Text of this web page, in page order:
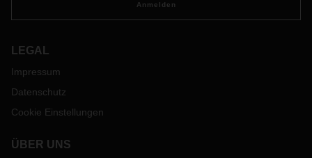
Anmelden
LEGAL
Impressum
Datenschutz
Cookie Einstellungen
ÜBER UNS